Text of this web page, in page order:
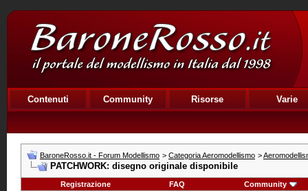
Contenuti Community Risorse Varie
BaroneRosso.it - Forum Modellismo > Categoria Aeromodellismo >
PATCHWORK: disegno originale disponibile
Registrazione FAQ Community